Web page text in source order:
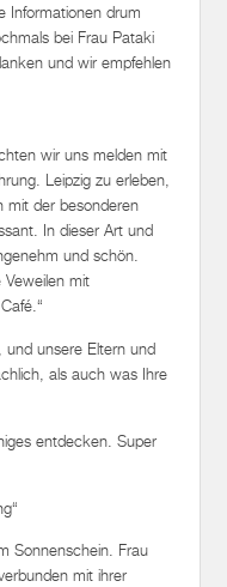
Informationen drum
bei Frau Pataki
und wir empfehlen
wir uns melden mit
Leipzig zu erleben,
mit der besonderen
In dieser Art und
und schön.
mit
und unsere Eltern und
als auch was Ihre
entdecken. Super
Sonnenschein. Frau
mit ihrer